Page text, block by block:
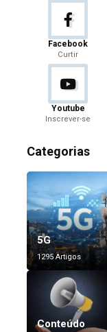
Facebook
Curtir
Youtube
Inscrever-se
Categorias
5G
1295 Artigos
Conteúdo